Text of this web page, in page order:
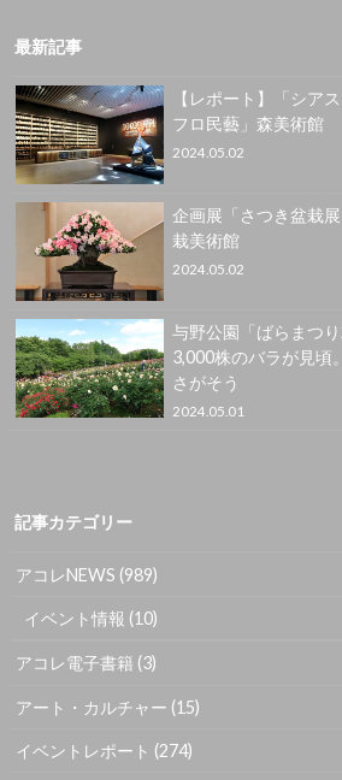
最新記事
【レポート】「シア
フロ民藝」森美術館
2024.05.02
企画展「さつき盆栽
栽美術館
2024.05.02
与野公園「ばらまつ
3,000株のバラが見頃
さがそう
2024.05.01
記事カテゴリー
アコレNEWS (989)
イベント情報 (10)
アコレ電子書籍 (3)
アート・カルチャー (15)
イベントレポート (274)